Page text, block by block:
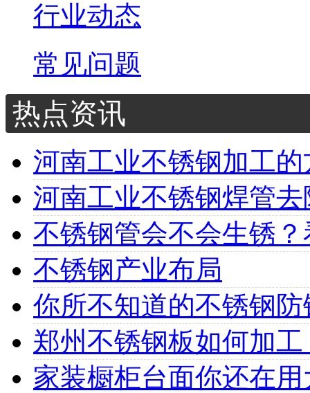
行业动态
常见问题
热点资讯
河南工业不锈钢加工
河南工业不锈钢焊管
不锈钢管会不会生锈
不锈钢产业布局
你所不知道的不锈钢
郑州不锈钢板如何加工
家装橱柜台面你还在